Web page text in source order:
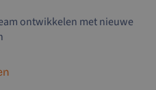
ontwikkelen met nieuwe